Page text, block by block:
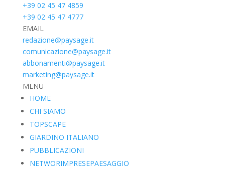
+39 02 45 47 4859
+39 02 45 47 4777
EMAIL
redazione@paysage.it
comunicazione@paysage.it
abbonamenti@paysage.it
marketing@paysage.it
MENU
HOME
CHI SIAMO
TOPSCAPE
GIARDINO ITALIANO
PUBBLICAZIONI
NETWORIMPRESEPAESAGGIO